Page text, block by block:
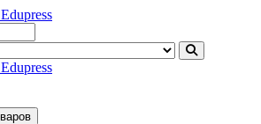
Узбекистан, книги, учебники на